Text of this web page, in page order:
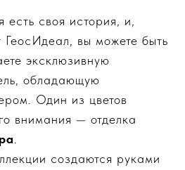
своя история, и,
ГеосИдеал, вы можете быть
эксклюзивную
обладающую
Один из цветов
внимания — отделка
создаются руками